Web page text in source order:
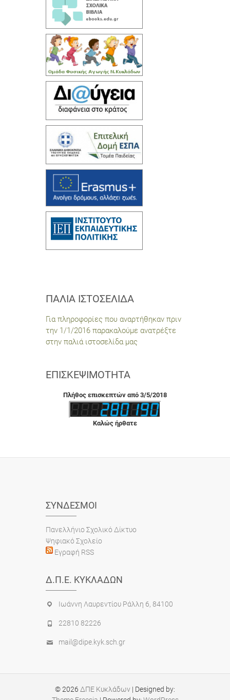
ΠΑΛΙΆ ΙΣΤΟΣΕΛΊΔΑ
Για πληροφορίες που αναρτήθηκαν πριν
την 1/1/2016 παρακαλούμε ανατρέξτε
στην παλιά ιστοσελίδα μας
ΕΠΙΣΚΕΨΙΜΌΤΗΤΑ
Πλήθος επισκεπτών από 3/5/2018
Καλώς ήρθατε
ΣΎΝΔΕΣΜΟΙ
Πανελλήνιο Σχολικό Δίκτυο
Ψηφιακό Σχολείο
Εγραφή RSS
Δ.Π.Ε. ΚΥΚΛΆΔΩΝ
Ιωάννη Λαυρεντίου Ράλλη 6, 84100
22810 82226
mail@dipe.kyk.sch.gr
© 2026 ΔΠΕ Κυκλάδων | Designed by: